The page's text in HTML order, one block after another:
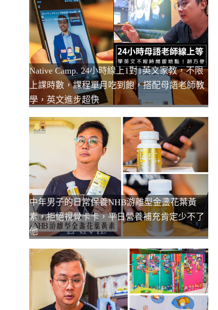
Native Camp. 24小時線上1對1英文家教，不限
上課時數，課程單月吃到飽，搭配母語老師教
學，英文進步超快
中年男子的日常保養NHB游離型金盞花葉黃
素，拒絕視覺卡卡，平日營養補充肯定少不了
他